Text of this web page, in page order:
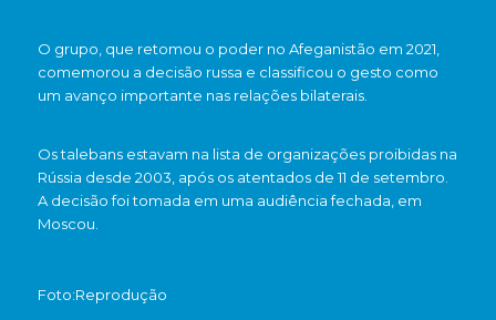
O grupo, que retomou o poder no Afeganistão em 2021,
comemorou a decisão russa e classificou o gesto como
um avanço importante nas relações bilaterais.
Os talebans estavam na lista de organizações proibidas na
Rússia desde 2003, após os atentados de 11 de setembro.
A decisão foi tomada em uma audiência fechada, em
Moscou.
Foto:Reprodução